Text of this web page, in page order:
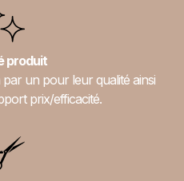
produit
un pour leur qualité ainsi
prix/efficacité.